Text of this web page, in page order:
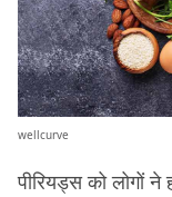
wellcurve
पीरियड्स को लोगों